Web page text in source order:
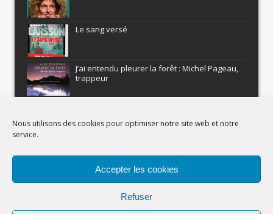
Nous utilisons des cookies pour optimiser notre site web et notre
service.
Accepter les cookies
Refuser
Le sang versé
J’ai entendu pleurer la forêt : Michel Pageau,
trappeur
Recevez gratuitement Comment être un